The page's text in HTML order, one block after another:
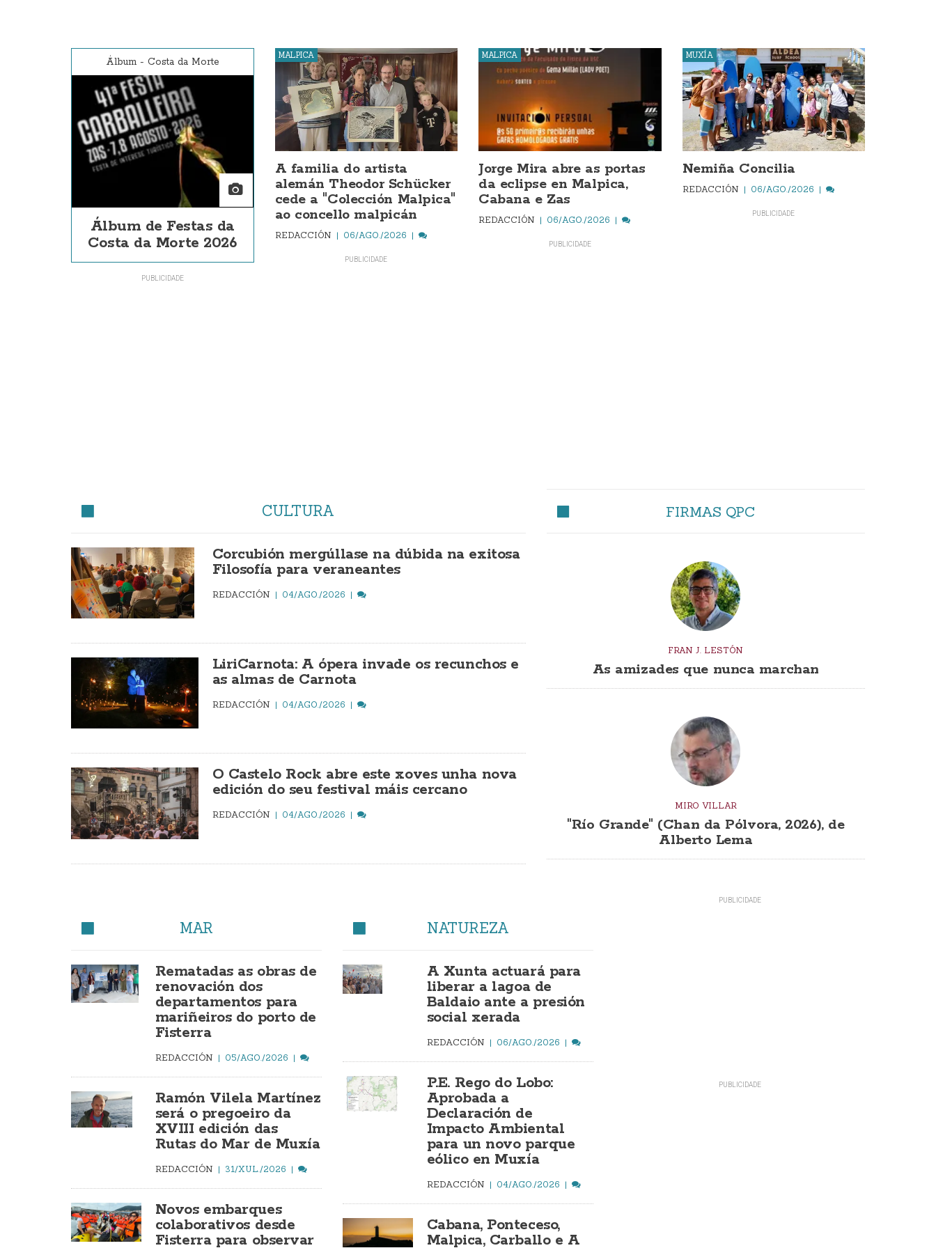
Álbum - Costa da Morte
Álbum de Festas da
Costa da Morte 2026
MALPICA
A familia do artista
alemán Theodor Schücker
cede a "Colección Malpica"
ao concello malpicán
REDACCIÓN 06/AGO./2026
MALPICA
Jorge Mira abre as portas
da eclipse en Malpica,
Cabana e Zas
REDACCIÓN 06/AGO./2026
MUXÍA
Nemiña Concilia
REDACCIÓN 06/AGO./2026
CULTURA
Corcubión mergúllase na dúbida na exitosa
Filosofía para veraneantes
REDACCIÓN 04/AGO./2026
LiriCarnota: A ópera invade os recunchos e
as almas de Carnota
REDACCIÓN 04/AGO./2026
O Castelo Rock abre este xoves unha nova
edición do seu festival máis cercano
REDACCIÓN 04/AGO./2026
FIRMAS QPC
FRAN J. LESTÓN
As amizades que nunca marchan
MIRO VILLAR
"Río Grande" (Chan da Pólvora, 2026), de
Alberto Lema
MAR
Rematadas as obras de
renovación dos
departamentos para
mariñeiros do porto de
Fisterra
REDACCIÓN 05/AGO./2026
Ramón Vilela Martínez
será o pregoeiro da
XVIII edición das
Rutas do Mar de Muxía
REDACCIÓN 31/XUL./2026
Novos embarques
colaborativos desde
Fisterra para observar
NATUREZA
A Xunta actuará para
liberar a lagoa de
Baldaio ante a presión
social xerada
REDACCIÓN 06/AGO./2026
P.E. Rego do Lobo:
Aprobada a
Declaración de
Impacto Ambiental
para un novo parque
eólico en Muxía
REDACCIÓN 04/AGO./2026
Cabana, Ponteceso,
Malpica, Carballo e A